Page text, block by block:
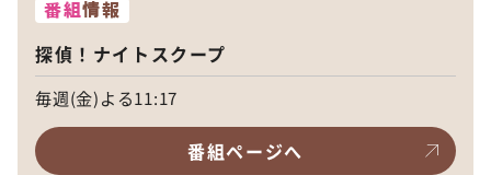
番組情報
探偵！ナイトスクープ
毎週(金)よる11:17
番組ページへ